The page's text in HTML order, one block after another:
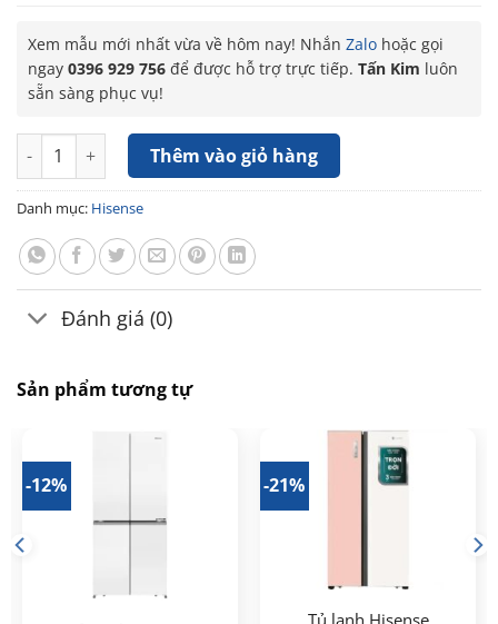
Xem mẫu mới nhất vừa về hôm nay! Nhắn Zalo hoặc gọi
ngay 0396 929 756 để được hỗ trợ trực tiếp. Tấn Kim luôn
sẵn sàng phục vụ!
Tủ lạnh Hisense Inverter 544 lít RS708N4EBU số lượng
Thêm vào giỏ hàng
Danh mục: Hisense
Đánh giá (0)
Sản phẩm tương tự
-12% -21%
Tủ lạnh Hisense